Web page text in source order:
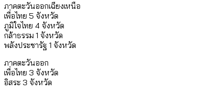
ภาคตะวันออกเฉียงเหนือ
เพื่อไทย 5 จังหวัด
ภูมิใจไทย 4 จังหวัด
กล้าธรรม 1 จังหวัด
พลังประชารัฐ 1 จังหวัด
ภาคตะวันออก
เพื่อไทย 3 จังหวัด
อิสระ 3 จังหวัด